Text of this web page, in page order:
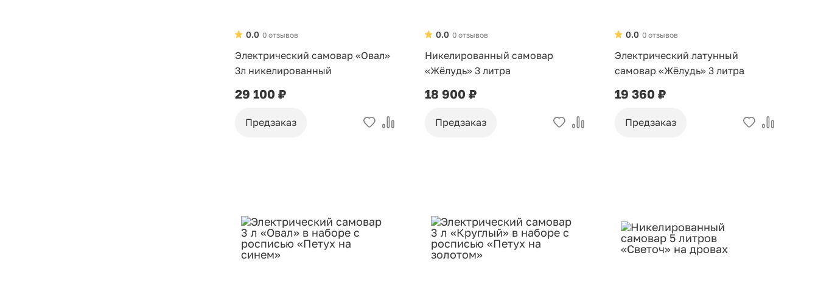
0 отзывов
0.0
Электрический самовар «Овал»
3л никелированный
29 100 ₽
Предзаказ
0 отзывов
0.0
Никелированный самовар
«Жёлудь» 3 литра
18 900 ₽
Предзаказ
0 отзывов
0.0
Электрический латунный
самовар «Жёлудь» 3 литра
19 360 ₽
Предзаказ